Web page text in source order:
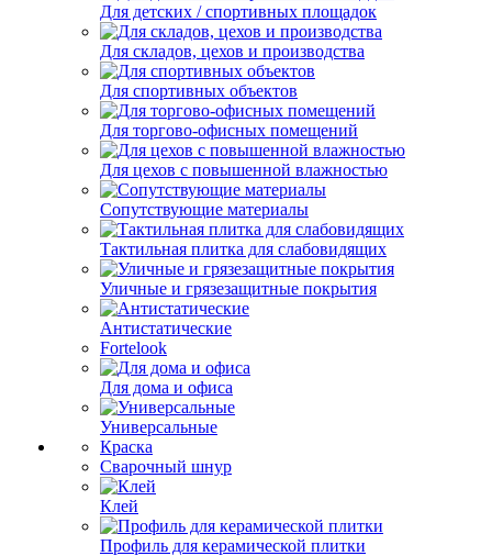
Для детских / спортивных площадок
Для складов, цехов и производства
Для спортивных объектов
Для торгово-офисных помещений
Для цехов с повышенной влажностью
Сопутствующие материалы
Тактильная плитка для слабовидящих
Уличные и грязезащитные покрытия
Антистатические
Fortelook
Для дома и офиса
Универсальные
Краска
Сварочный шнур
Клей
Профиль для керамической плитки